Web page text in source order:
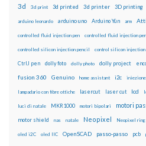
3d 3d print 3d printed 3d printer 3D printing
arduino leonardo arduino uno Arduino Yún arm
controlled fluid injection pen controlled fluid injection
controlled silicon injection pencil control silicon injection
CtrlJ pen dolly foto dolly photo dolly project
fusion 360 Genuino home assistant i2c
lampadario con fibre ottiche lasercut laser cut lcd
luci di natale MKR1000 motori bipolari motori
motor shield nas natale Neopixel Neopixel ring
oled i2C oled IIC OpenSCAD passo-passo pcb